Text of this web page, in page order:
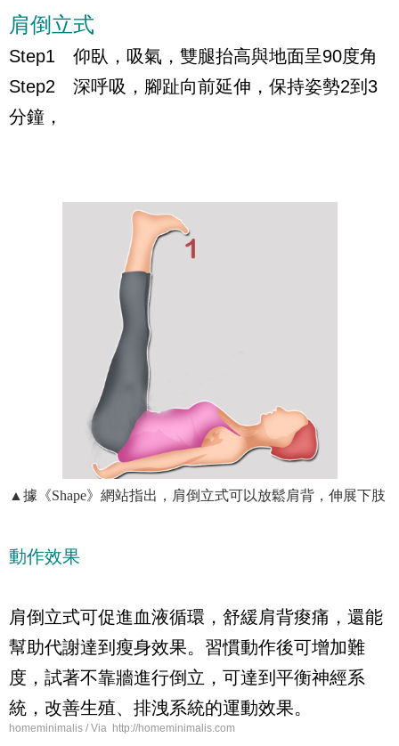
肩倒立式
Step1 仰臥，吸氣，雙腿抬高與地面呈90度角
Step2 深呼吸，腳趾向前延伸，保持姿勢2到3
分鐘，
▲據《Shape》網站指出，肩倒立式可以放鬆肩背，伸展下肢
動作效果
肩倒立式可促進血液循環，舒緩肩背痠痛，還能
幫助代謝達到瘦身效果。習慣動作後可增加難
度，試著不靠牆進行倒立，可達到平衡神經系
統，改善生殖、排洩系統的運動效果。
homeminimalis / Via http://homeminimalis.com